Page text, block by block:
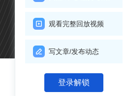
观看完整回放视频
写文章/发布动态
登录解锁
关注